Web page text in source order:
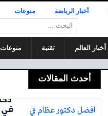
أخبار الرياضة منوعات
البحث:
أخبار العالم تقنية منوعات
أحدث المقالات
افضل دكتور عظام في